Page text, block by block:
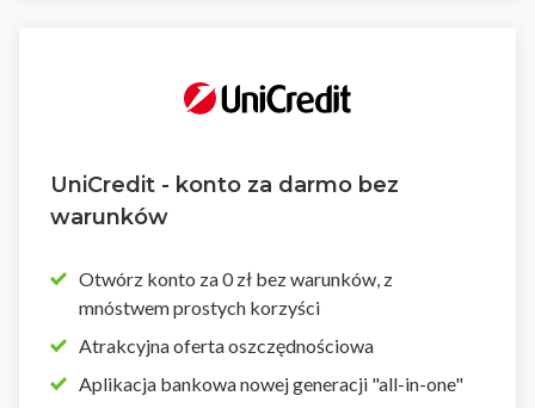
UniCredit - konto za darmo bez
warunków
Otwórz konto za 0 zł bez warunków, z
mnóstwem prostych korzyści
Atrakcyjna oferta oszczędnościowa
Aplikacja bankowa nowej generacji "all-in-one"